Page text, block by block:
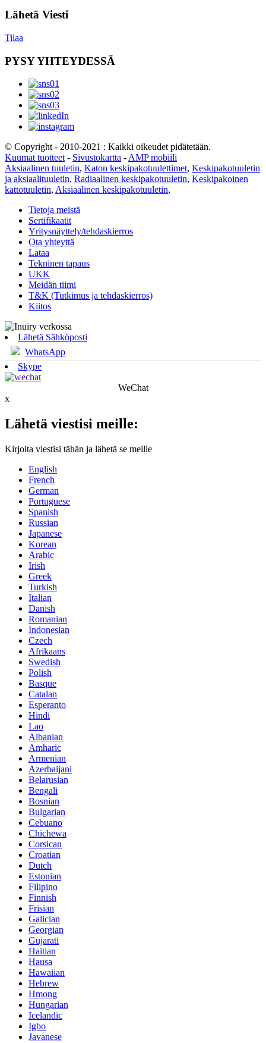
Lähetä Viesti
Tilaa
PYSY YHTEYDESSÄ
© Copyright - 2010-2021 : Kaikki oikeudet pidätetään.
Kuumat tuotteet - Sivustokartta - AMP mobiili
Aksiaalinen tuuletin, Katon keskipakotuulettimet, Keskipakotuuletin
ja aksiaalituuletin, Radiaalinen keskipakotuuletin, Keskipakoinen
kattotuuletin, Aksiaalinen keskipakotuuletin,
Tietoja meistä
Sertifikaatit
Yritysnäyttely/tehdaskierros
Ota yhteyttä
Lataa
Tekninen tapaus
UKK
Meidän tiimi
T&K (Tutkimus ja tehdaskierros)
Kiitos
Lähetä Sähköposti
WhatsApp
Skype
WeChat
x
Lähetä viestisi meille:
Kirjoita viestisi tähän ja lähetä se meille
English
French
German
Portuguese
Spanish
Russian
Japanese
Korean
Arabic
Irish
Greek
Turkish
Italian
Danish
Romanian
Indonesian
Czech
Afrikaans
Swedish
Polish
Basque
Catalan
Esperanto
Hindi
Lao
Albanian
Amharic
Armenian
Azerbaijani
Belarusian
Bengali
Bosnian
Bulgarian
Cebuano
Chichewa
Corsican
Croatian
Dutch
Estonian
Filipino
Finnish
Frisian
Galician
Georgian
Gujarati
Haitian
Hausa
Hawaiian
Hebrew
Hmong
Hungarian
Icelandic
Igbo
Javanese